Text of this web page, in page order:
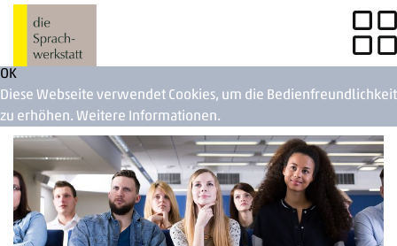
OK
Diese Webseite verwendet Cookies, um die Bedienfreundlichkeit
zu erhöhen. Weitere Informationen.